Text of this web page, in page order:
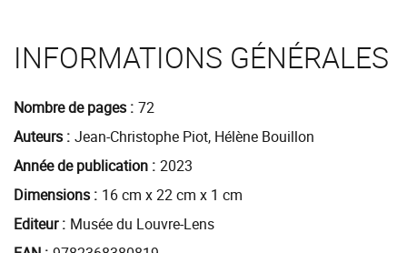
INFORMATIONS GÉNÉRALES
Nombre de pages 72
Auteurs Jean-Christophe Piot, Hélène Bouillon
Année de publication 2023
Dimensions
16 cm x 22 cm x 1 cm
Editeur
Musée du Louvre-Lens